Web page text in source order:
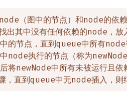
（图中的节点）和node的依
出其中没有任何依赖的node，
的节点，直到queue中所有node
node执行的节点（称为
将newNode中所有未被运行且